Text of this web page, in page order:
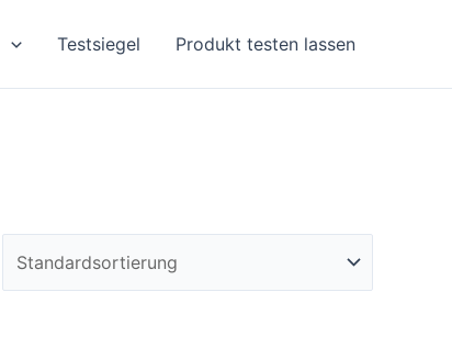
Testsiegel Produkt testen lassen